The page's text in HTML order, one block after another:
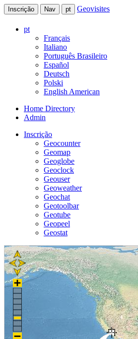
Inscrição Nav pt Geovisites
pt
Français
Italiano
Português Brasileiro
Español
Deutsch
Polski
English American
Home Directory
Admin
Inscrição
Geocounter
Geomap
Geoglobe
Geoclock
Geouser
Geoweather
Geochat
Geotoolbar
Geotube
Geopeel
Geostat